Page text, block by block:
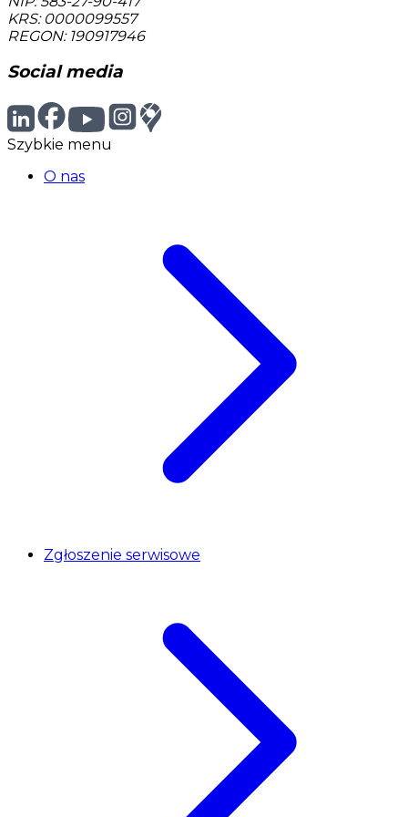
KRS: 0000099557
REGON: 190917946
Social media
Szybkie menu
O nas
Zgłoszenie serwisowe